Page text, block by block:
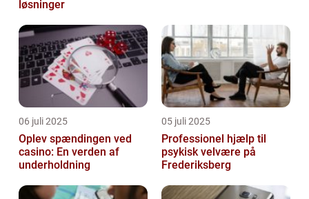
løsninger
06 juli 2025
Oplev spændingen ved
casino: En verden af
underholdning
05 juli 2025
Professionel hjælp til
psykisk velvære på
Frederiksberg